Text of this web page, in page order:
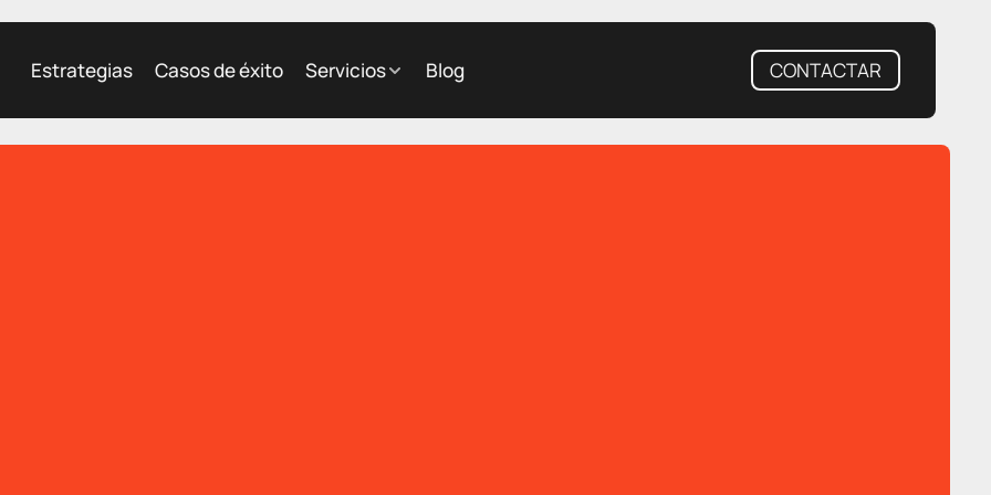
Estrategias Casos de éxito Servicios Blog CONTACTAR